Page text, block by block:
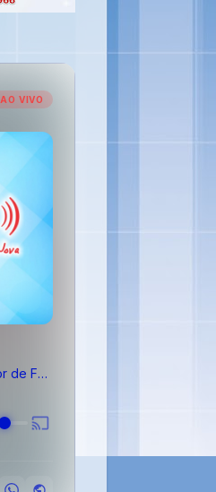
AO VIVO
Rádio Nova FM - O Amor de Fazenda Nova